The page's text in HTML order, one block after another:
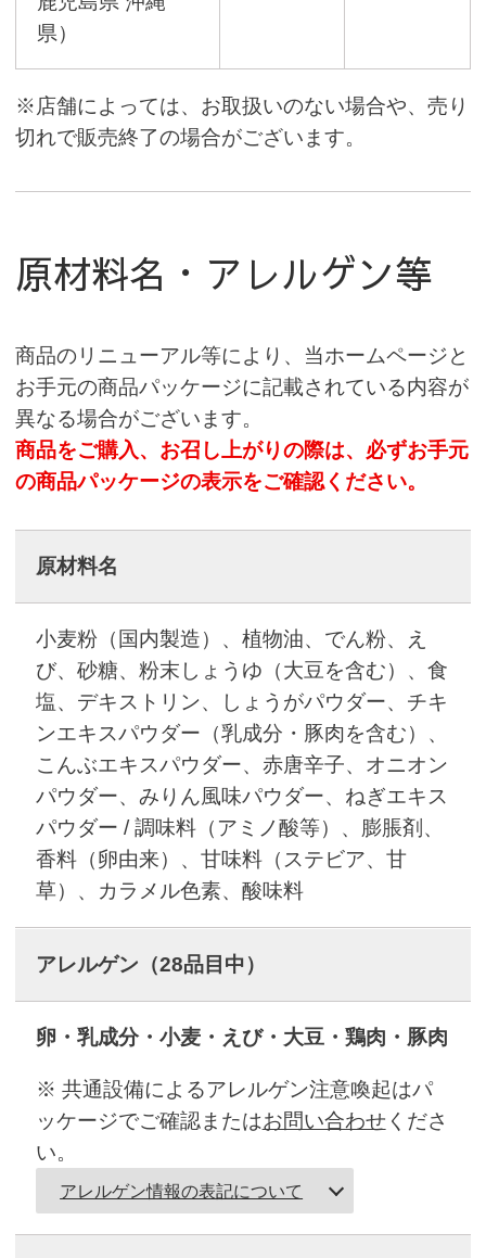
県）
※店舗によっては、お取扱いのない場合や、売り
切れで販売終了の場合がございます。
原材料名・アレルゲン等
商品のリニューアル等により、当ホームページと
お手元の商品パッケージに記載されている内容が
異なる場合がございます。
商品をご購入、お召し上がりの際は、必ずお手元
の商品パッケージの表示をご確認ください。
原材料名
小麦粉（国内製造）、植物油、でん粉、え
び、砂糖、粉末しょうゆ（大豆を含む）、食
塩、デキストリン、しょうがパウダー、チキ
ンエキスパウダー（乳成分・豚肉を含む）、
こんぶエキスパウダー、赤唐辛子、オニオン
パウダー、みりん風味パウダー、ねぎエキス
パウダー / 調味料（アミノ酸等）、膨脹剤、
香料（卵由来）、甘味料（ステビア、甘
草）、カラメル色素、酸味料
アレルゲン （28品目中）
卵・乳成分・小麦・えび・大豆・鶏肉・豚肉
※ 共通設備によるアレルゲン注意喚起はパ
ッケージでご確認またはお問い合わせ くださ
い。
アレルゲン情報の表記について